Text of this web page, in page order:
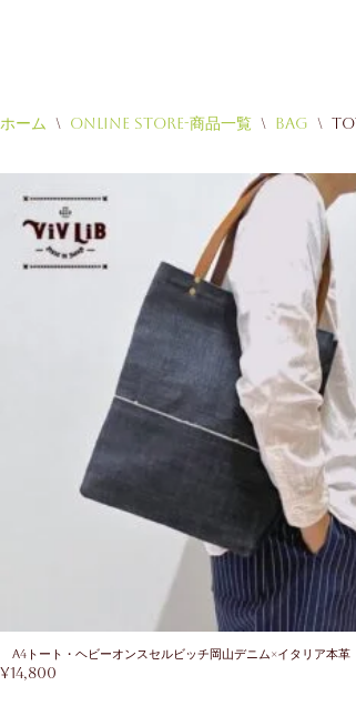
ン
テ
ン
へ
ホーム \ Online Store-商品一覧 \ Bag \
A4トート・ヘビーオンスセルビッチ岡山デニム×イタリア本革
¥14,800